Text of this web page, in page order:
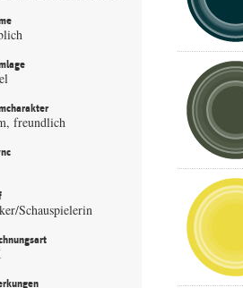
freundlich
Schauspielerin